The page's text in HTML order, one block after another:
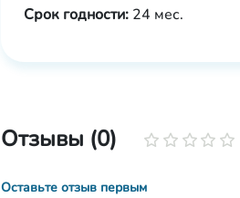
Срок годности: 24 мес.
Отзывы (0)
Оставьте отзыв первым